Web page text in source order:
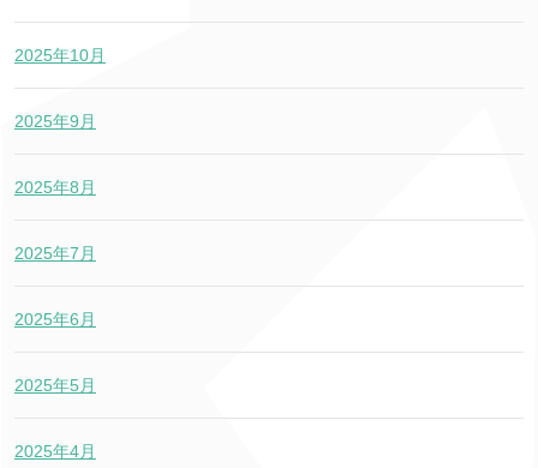
2025年10月
2025年9月
2025年8月
2025年7月
2025年6月
2025年5月
2025年4月